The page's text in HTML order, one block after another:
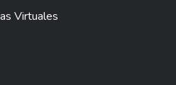
Virtuales